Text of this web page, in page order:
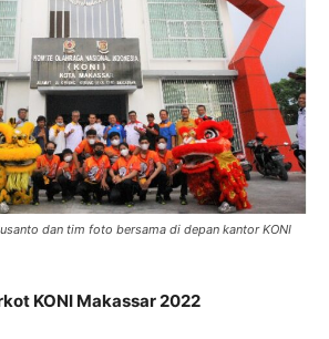
dan tim foto bersama di depan kantor KONI
KONI Makassar 2022